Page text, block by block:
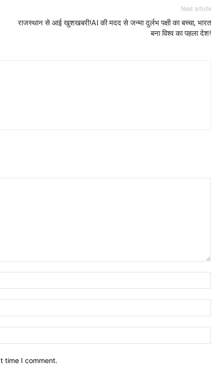
Next article
राजस्थान से आई खुशखबरी!AI की मदद से जन्मा दुर्लभ पक्षी का बच्चा, भारत
बना विश्व का पहला देश!
time I comment.